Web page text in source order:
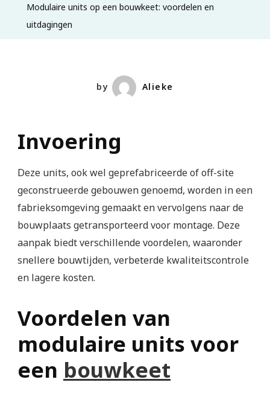
Modulaire units op een bouwkeet: voordelen en
uitdagingen
by Alieke
Invoering
Deze units, ook wel geprefabriceerde of off-site
geconstrueerde gebouwen genoemd, worden in een
fabrieksomgeving gemaakt en vervolgens naar de
bouwplaats getransporteerd voor montage. Deze
aanpak biedt verschillende voordelen, waaronder
snellere bouwtijden, verbeterde kwaliteitscontrole
en lagere kosten.
Voordelen van
modulaire units voor
een bouwkeet